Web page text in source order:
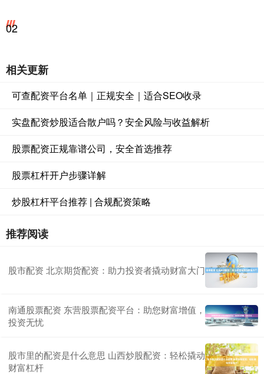
02
相关更新
可查配资平台名单｜正规安全｜适合SEO收录
实盘配资炒股适合散户吗？安全风险与收益解析
股票配资正规靠谱公司，安全首选推荐
股票杠杆开户步骤详解
炒股杠杆平台推荐 | 合规配资策略
推荐阅读
股市配资 北京期货配资：助力投资者撬动财富大门
南通股票配资 东营股票配资平台：助您财富增值，
投资无忧
股市里的配资是什么意思 山西炒股配资：轻松撬动
财富杠杆